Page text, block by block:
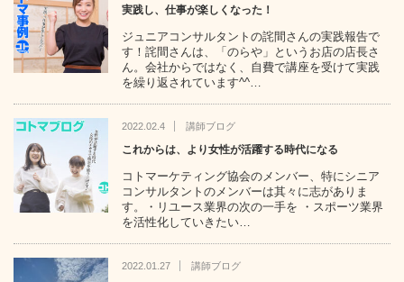
実践し、仕事が楽しくなった！
ジュニアコンサルタントの詫間さんの実践報告で
す！詫間さんは、「のらや」というお店の店長さ
ん。会社からではなく、自費で講座を受けて実践
を繰り返されています^^…
2022.02.4 講師ブログ
これからは、より女性が活躍する時代になる
コトマーケティング協会のメンバー、特にシニア
コンサルタントのメンバーは其々に志がありま
す。・リユース業界の次の一手を ・スポーツ業界
を活性化していきたい…
2022.01.27 講師ブログ